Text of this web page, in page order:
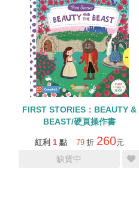
FIRST STORIES：BEAUTY &
BEAST/硬頁操作書
紅利 1 點 79 折 260元
缺貨中